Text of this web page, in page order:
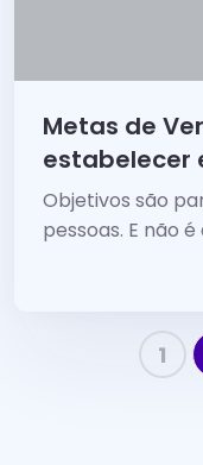
Metas de
estabelecer
Objetivos são
pessoas. E não
1